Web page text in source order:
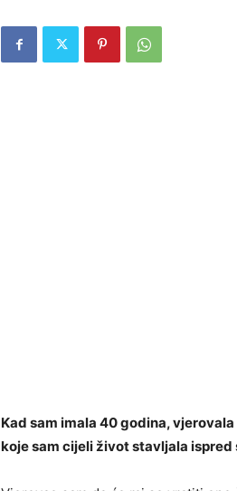
Kad sam imala 40 godina,
koje sam cijeli život stavljala ispred